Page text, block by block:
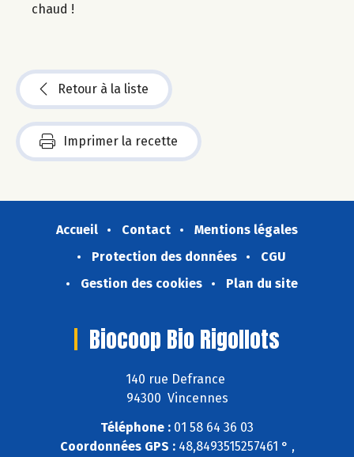
chaud !
Retour à la liste
Imprimer la recette
Accueil Contact
Mentions légales
Protection des données
CGU
Gestion des cookies
Plan du site
Biocoop Bio Rigollots
140 rue Defrance
94300 Vincennes
Téléphone : 01 58 64 36 03
Coordonnées GPS :48,8493515257461 ° ,